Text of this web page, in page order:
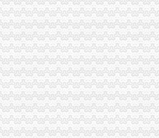
鸿举市长批示精 切实抓好生猪市场监管
政执法行为事前事中事后全面加监管
案质量优质案件率为100%
抓化办公室工作
司夯实信用信息工作基础
作被《中国消费者报》等国家级报刊报道
并举服务订单农业
庆代办公司提供方便
镇捐赠5万元救灾款
参加旱救灾
入帮扶乡镇开展旱赈灾活动